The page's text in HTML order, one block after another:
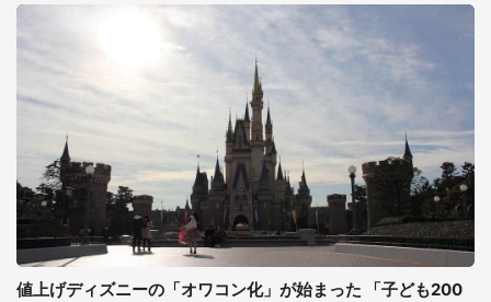
値上げディズニーの「オワコン化」が始まった 「子ども200